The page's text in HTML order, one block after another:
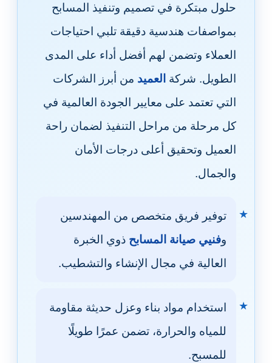
حلول مبتكرة في تصميم وتنفيذ المسابح
بمواصفات هندسية دقيقة تلبي احتياجات
العملاء وتضمن لهم أفضل أداء على المدى
الطويل. شركة العميد من أبرز الشركات
التي تعتمد على معايير الجودة العالمية في
كل مرحلة من مراحل التنفيذ لضمان راحة
العميل وتحقيق أعلى درجات الأمان
والجمال.
توفير فريق متخصص من المهندسين
وفنيي صيانة المسابح ذوي الخبرة
العالية في مجال الإنشاء والتشطيب.
استخدام مواد بناء وعزل حديثة مقاومة
للمياه والحرارة، تضمن عمرًا طويلًا
للمسبح.